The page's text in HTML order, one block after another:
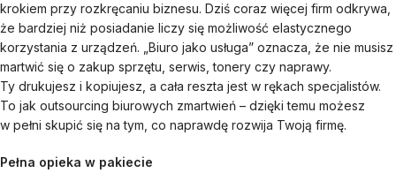
krokiem przy rozkręcaniu biznesu. Dziś coraz więcej firm odkrywa,
że bardziej niż posiadanie liczy się możliwość elastycznego
korzystania z urządzeń. „Biuro jako usługa” oznacza, że nie musisz
martwić się o zakup sprzętu, serwis, tonery czy naprawy.
Ty drukujesz i kopiujesz, a cała reszta jest w rękach specjalistów.
To jak outsourcing biurowych zmartwień – dzięki temu możesz
w pełni skupić się na tym, co naprawdę rozwija Twoją firmę.
Pełna opieka w pakiecie